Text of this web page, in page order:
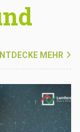
MEHR